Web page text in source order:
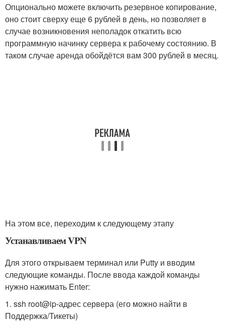
Опционально можете включить резервное копирование,
оно стоит сверху еще 6 рублей в день, но позволяет в
случае возникновения неполадок откатить всю
программную начинку сервера к рабочему состоянию. В
таком случае аренда обойдётся вам 300 рублей в месяц.
На этом все, переходим к следующему этапу
Устанавливаем VPN
Для этого открываем терминал или Putty и вводим
следующие команды. После ввода каждой команды
нужно нажимать Enter:
1. ssh root@ip-адрес сервера (его можно найти в
Поддержка/Тикеты)